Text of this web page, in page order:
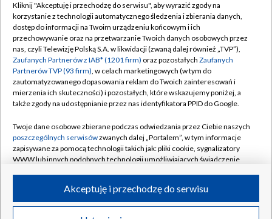
TVP
Abonament TVP
Emisja w TVP
Centrum informacji TVP
Naziemna Telewizja Cyfrowa
Rada Programowa
System NOS
Informacje o nadawcy
Program dla prasy
Regulamin TVP
Polityka prywatności
Moje zgody
Pomoc
Kontakt
Kanały
©2026 Telewizja Polska S.A. w likwidacji
Kliknij "Akceptuję i przechodzę do serwisu", aby wyrazić zgody na
korzystanie z technologii automatycznego śledzenia i zbierania danych,
dostęp do informacji na Twoim urządzeniu końcowym i ich
przechowywanie oraz na przetwarzanie Twoich danych osobowych przez
nas, czyli Telewizję Polską S.A. w likwidacji (zwaną dalej również „TVP”),
Zaufanych Partnerów z IAB* (1201 firm) oraz pozostałych Zaufanych
Partnerów TVP (93 firm), w celach marketingowych (w tym do
zautomatyzowanego dopasowania reklam do Twoich zainteresowań i
mierzenia ich skuteczności) i pozostałych, które wskazujemy poniżej, a
także zgody na udostępnianie przez nas identyfikatora PPID do Google.
Twoje dane osobowe zbierane podczas odwiedzania przez Ciebie naszych
poszczególnych serwisówzwanych dalej „Portalem”, w tym informacje
zapisywane za pomocą technologii takich jak: pliki cookie, sygnalizatory
WWW lub innych podobnych technologii umożliwiających świadczenie
ruchu w Internecie.
Twoje dane osobowe zbierane podczas odwiedzania przez Ciebie
Akceptuję i przechodzę do serwisu